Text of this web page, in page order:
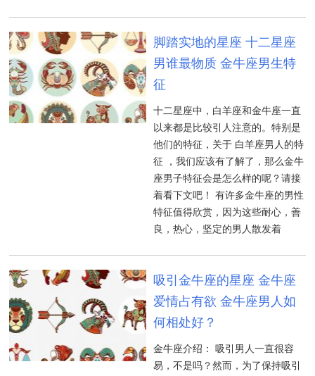
脚踏实地的星座 十二星座
男谁最物质 金牛座男生特
征
十二星座中，白羊座和金牛座一直
以来都是比较引人注意的。特别是
他们的特征，关于 白羊座男人的特
征 ，我们应该有了解了，那么金牛
座男子特征会是怎么样的呢？请接
着看下文吧！ 有许多金牛座的男性
特征值得欣赏，因为这些耐心，善
良，热心，坚定的男人散发着
吸引金牛座的星座 金牛座
爱情占有欲 金牛座男人如
何相处好？
金牛座介绍： 吸引男人一直很容
易，不是吗？然而，为了保持吸引